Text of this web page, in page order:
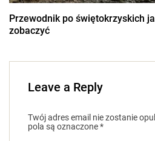
Przewodnik po świętokrzyskich
zobaczyć
Leave a Reply
Twój adres email nie zostanie
pola są oznaczone*